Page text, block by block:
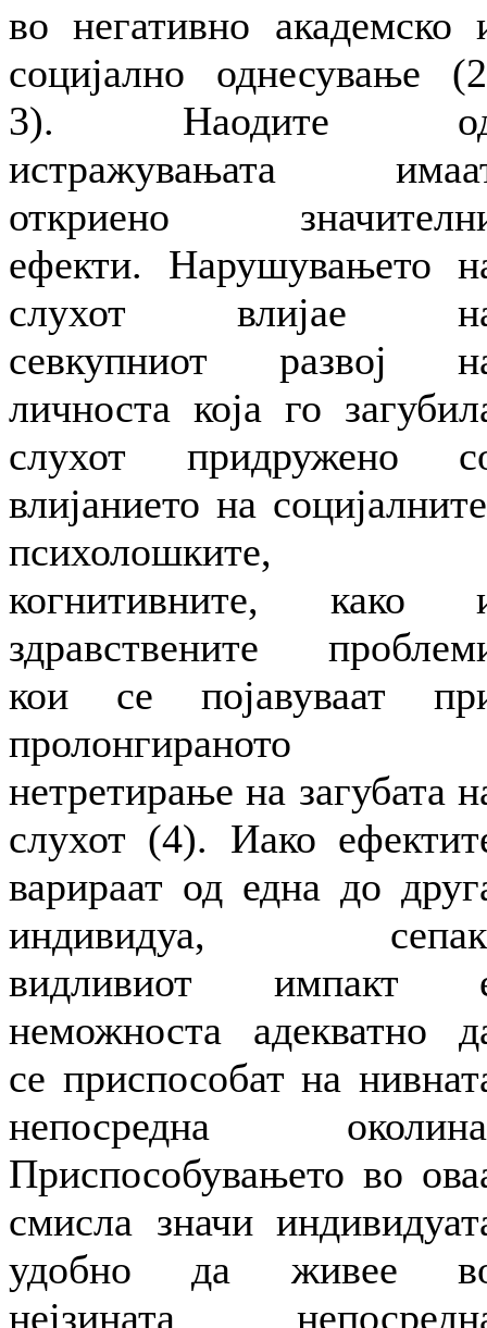
во негативно академско
социјално однесување
3). Наодите
истражувањата
откриено
ефекти. Нарушувањето
слухот влијае
севкупниот развој
личноста која го
слухот придружено
влијанието на
психолошките,
когнитивните, како
здравствените
кои се појавуваат
пролонгираното
нетретирање на загубата
слухот (4). Иако
варираат од една до
индивидуа,
видливиот импакт
неможноста адекватно
се приспособат на
непосредна
Приспособувањето во
смисла значи
удобно да живее
нејзината